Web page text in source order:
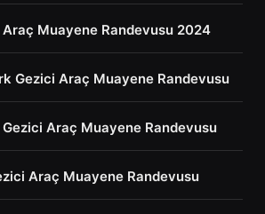
Muayene Randevusu 2024
Gezici Araç Muayene Randevusu
Araç Muayene Randevusu
Araç Muayene Randevusu